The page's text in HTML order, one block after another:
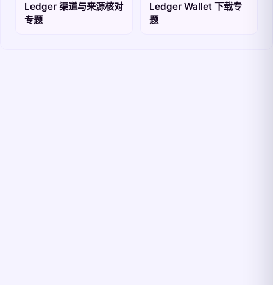
Ledger 渠道与来源核对
专题
Ledger Wallet 下载专
题